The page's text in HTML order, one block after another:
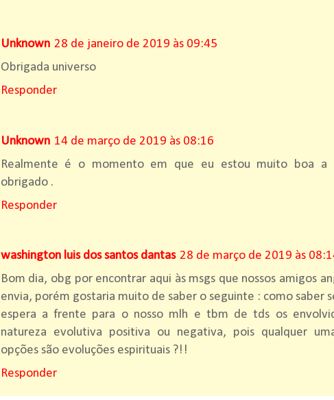
Unknown 28 de janeiro de 2019 às 09:45
Obrigada universo
Responder
Unknown 14 de março de 2019 às 08:16
Realmente é o momento em que eu estou muito boa a
obrigado .
Responder
washington luis dos santos dantas 28 de março de 2019 às
Bom dia, obg por encontrar aqui às msgs que nossos amigos
envia, porém gostaria muito de saber o seguinte : como saber
espera a frente para o nosso mlh e tbm de tds os
natureza evolutiva positiva ou negativa, pois qualquer
opções são evoluções espirituais ?!!
Responder